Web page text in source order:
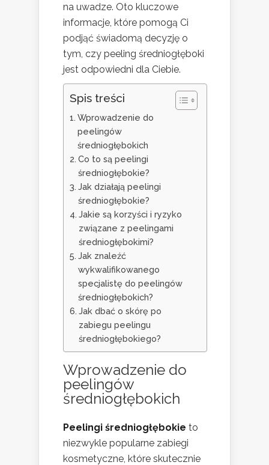
na uwadze. Oto kluczowe
informacje, które pomogą Ci
podjąć świadomą decyzję o
tym, czy peeling średniogłęboki
jest odpowiedni dla Ciebie.
Spis treści
Wprowadzenie do
peelingów
średniogłębokich
Co to są peelingi
średniogłębokie?
Jak działają peelingi
średniogłębokie?
Jakie są korzyści i ryzyko
związane z peelingami
średniogłębokimi?
Jak znaleźć
wykwalifikowanego
specjalistę do peelingów
średniogłębokich?
Jak dbać o skórę po
zabiegu peelingu
średniogłębokiego?
Wprowadzenie do
peelingów
średniogłębokich
Peelingi średniogłębokie to
niezwykle popularne zabiegi
kosmetyczne, które skutecznie